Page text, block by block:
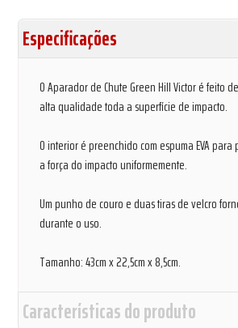
Especificações
O Aparador de Chute Green Hill Victor é feito
alta qualidade toda a superfície de impacto.
O interior é preenchido com espuma EVA
a força do impacto uniformemente.
Um punho de couro e duas tiras de velcro
durante o uso.
Tamanho: 43cm x 22,5cm x 8,5cm.
Características do produto